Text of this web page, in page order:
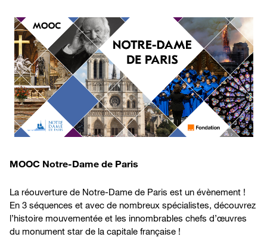
MOOC Notre-Dame de Paris
La réouverture de Notre-Dame de Paris est un évènement !
En 3 séquences et avec de nombreux spécialistes, découvrez
l’histoire mouvementée et les innombrables chefs d’œuvres
du monument star de la capitale française !